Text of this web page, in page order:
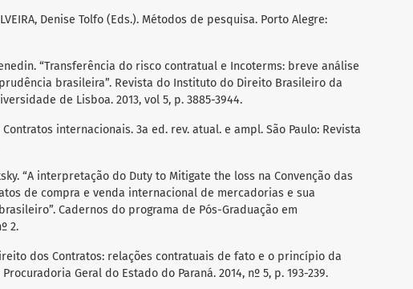
Denise Tolfo (Eds.). Métodos de pesquisa. Porto Alegre:
“Transferência do risco contratual e Incoterms: breve análise
brasileira”. Revista do Instituto do Direito Brasileiro da
de Lisboa. 2013, vol 5, p. 3885-3944.
Contratos internacionais. 3a ed. rev. atual. e ampl. São Paulo: Revista
“A interpretação do Duty to Mitigate the loss na Convenção das
de compra e venda internacional de mercadorias e sua
Cadernos do programa de Pós-Graduação em
2.
dos Contratos: relações contratuais de fato e o princípio da
Geral do Estado do Paraná. 2014, nº 5, p. 193-239.